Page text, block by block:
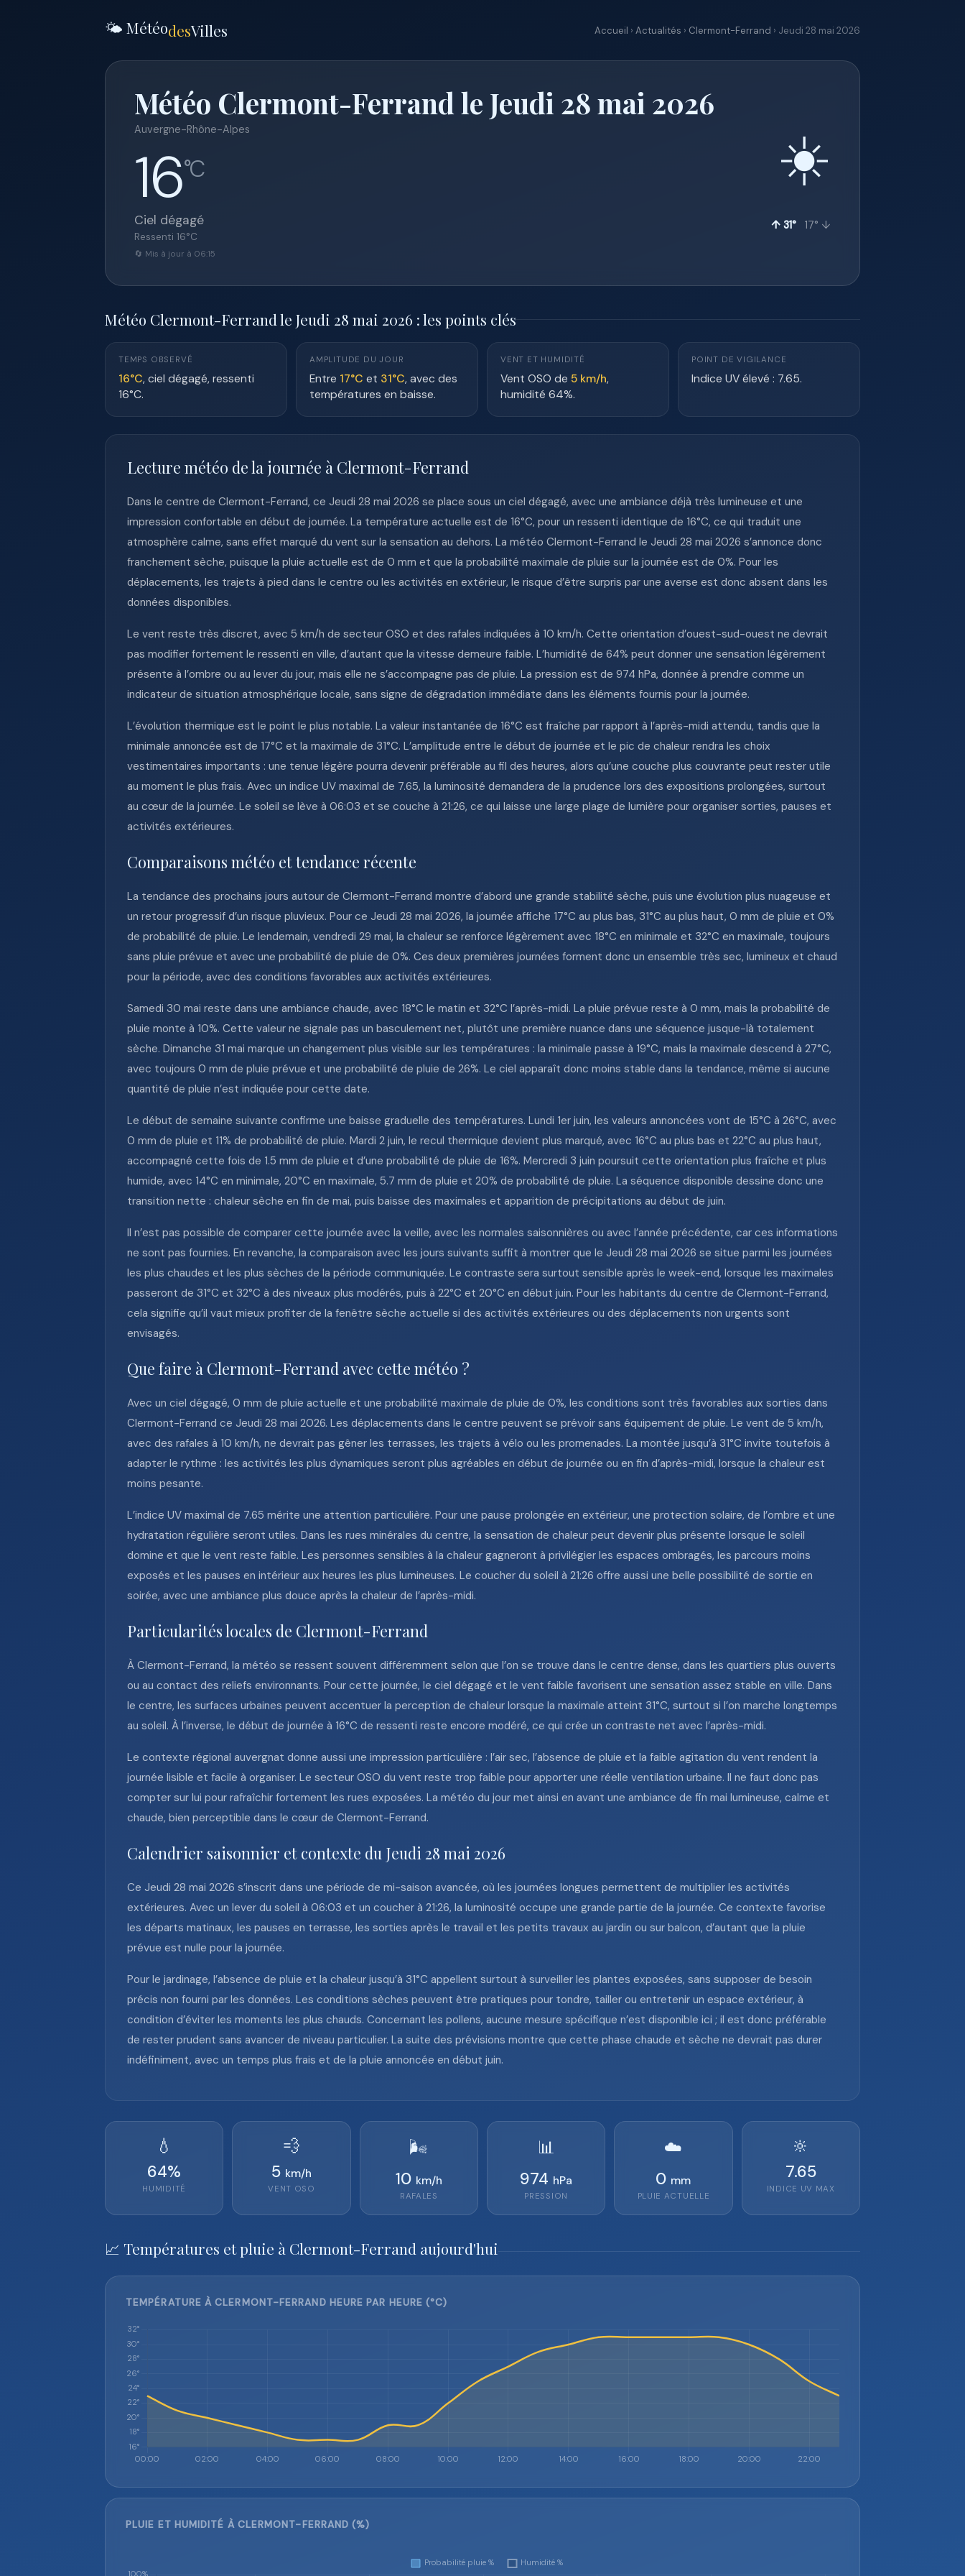
🌤️ MétéodesVilles Accueil › Actualités › Clermont-Ferrand › Jeudi 28 mai 2026
Météo Clermont-Ferrand le Jeudi 28 mai 2026
Auvergne-Rhône-Alpes
16°C
Ciel dégagé
Ressenti 16°C
🔄 Mis à jour à 06:15
☀️
↑ 31° 17° ↓
Météo Clermont-Ferrand le Jeudi 28 mai 2026 : les points clés
TEMPS OBSERVÉ
16°C, ciel dégagé, ressenti
16°C.
AMPLITUDE DU JOUR
Entre 17°C et 31°C, avec des
températures en baisse.
VENT ET HUMIDITÉ
Vent OSO de 5 km/h,
humidité 64%.
POINT DE VIGILANCE
Indice UV élevé : 7.65.
Lecture météo de la journée à Clermont-Ferrand
Dans le centre de Clermont-Ferrand, ce Jeudi 28 mai 2026 se place sous un ciel dégagé, avec une ambiance déjà très lumineuse et une
impression confortable en début de journée. La température actuelle est de 16°C, pour un ressenti identique de 16°C, ce qui traduit une
atmosphère calme, sans effet marqué du vent sur la sensation au dehors. La météo Clermont-Ferrand le Jeudi 28 mai 2026 s’annonce donc
franchement sèche, puisque la pluie actuelle est de 0 mm et que la probabilité maximale de pluie sur la journée est de 0%. Pour les
déplacements, les trajets à pied dans le centre ou les activités en extérieur, le risque d’être surpris par une averse est donc absent dans les
données disponibles.
Le vent reste très discret, avec 5 km/h de secteur OSO et des rafales indiquées à 10 km/h. Cette orientation d’ouest-sud-ouest ne devrait
pas modifier fortement le ressenti en ville, d’autant que la vitesse demeure faible. L’humidité de 64% peut donner une sensation légèrement
présente à l’ombre ou au lever du jour, mais elle ne s’accompagne pas de pluie. La pression est de 974 hPa, donnée à prendre comme un
indicateur de situation atmosphérique locale, sans signe de dégradation immédiate dans les éléments fournis pour la journée.
L’évolution thermique est le point le plus notable. La valeur instantanée de 16°C est fraîche par rapport à l’après-midi attendu, tandis que la
minimale annoncée est de 17°C et la maximale de 31°C. L’amplitude entre le début de journée et le pic de chaleur rendra les choix
vestimentaires importants : une tenue légère pourra devenir préférable au fil des heures, alors qu’une couche plus couvrante peut rester utile
au moment le plus frais. Avec un indice UV maximal de 7.65, la luminosité demandera de la prudence lors des expositions prolongées, surtout
au cœur de la journée. Le soleil se lève à 06:03 et se couche à 21:26, ce qui laisse une large plage de lumière pour organiser sorties, pauses et
activités extérieures.
Comparaisons météo et tendance récente
La tendance des prochains jours autour de Clermont-Ferrand montre d’abord une grande stabilité sèche, puis une évolution plus nuageuse et
un retour progressif d’un risque pluvieux. Pour ce Jeudi 28 mai 2026, la journée affiche 17°C au plus bas, 31°C au plus haut, 0 mm de pluie et 0%
de probabilité de pluie. Le lendemain, vendredi 29 mai, la chaleur se renforce légèrement avec 18°C en minimale et 32°C en maximale, toujours
sans pluie prévue et avec une probabilité de pluie de 0%. Ces deux premières journées forment donc un ensemble très sec, lumineux et chaud
pour la période, avec des conditions favorables aux activités extérieures.
Samedi 30 mai reste dans une ambiance chaude, avec 18°C le matin et 32°C l’après-midi. La pluie prévue reste à 0 mm, mais la probabilité de
pluie monte à 10%. Cette valeur ne signale pas un basculement net, plutôt une première nuance dans une séquence jusque-là totalement
sèche. Dimanche 31 mai marque un changement plus visible sur les températures : la minimale passe à 19°C, mais la maximale descend à 27°C,
avec toujours 0 mm de pluie prévue et une probabilité de pluie de 26%. Le ciel apparaît donc moins stable dans la tendance, même si aucune
quantité de pluie n’est indiquée pour cette date.
Le début de semaine suivante confirme une baisse graduelle des températures. Lundi 1er juin, les valeurs annoncées vont de 15°C à 26°C, avec
0 mm de pluie et 11% de probabilité de pluie. Mardi 2 juin, le recul thermique devient plus marqué, avec 16°C au plus bas et 22°C au plus haut,
accompagné cette fois de 1.5 mm de pluie et d’une probabilité de pluie de 16%. Mercredi 3 juin poursuit cette orientation plus fraîche et plus
humide, avec 14°C en minimale, 20°C en maximale, 5.7 mm de pluie et 20% de probabilité de pluie. La séquence disponible dessine donc une
transition nette : chaleur sèche en fin de mai, puis baisse des maximales et apparition de précipitations au début de juin.
Il n’est pas possible de comparer cette journée avec la veille, avec les normales saisonnières ou avec l’année précédente, car ces informations
ne sont pas fournies. En revanche, la comparaison avec les jours suivants suffit à montrer que le Jeudi 28 mai 2026 se situe parmi les journées
les plus chaudes et les plus sèches de la période communiquée. Le contraste sera surtout sensible après le week-end, lorsque les maximales
passeront de 31°C et 32°C à des niveaux plus modérés, puis à 22°C et 20°C en début juin. Pour les habitants du centre de Clermont-Ferrand,
cela signifie qu’il vaut mieux profiter de la fenêtre sèche actuelle si des activités extérieures ou des déplacements non urgents sont
envisagés.
Que faire à Clermont-Ferrand avec cette météo ?
Avec un ciel dégagé, 0 mm de pluie actuelle et une probabilité maximale de pluie de 0%, les conditions sont très favorables aux sorties dans
Clermont-Ferrand ce Jeudi 28 mai 2026. Les déplacements dans le centre peuvent se prévoir sans équipement de pluie. Le vent de 5 km/h,
avec des rafales à 10 km/h, ne devrait pas gêner les terrasses, les trajets à vélo ou les promenades. La montée jusqu’à 31°C invite toutefois à
adapter le rythme : les activités les plus dynamiques seront plus agréables en début de journée ou en fin d’après-midi, lorsque la chaleur est
moins pesante.
L’indice UV maximal de 7.65 mérite une attention particulière. Pour une pause prolongée en extérieur, une protection solaire, de l’ombre et une
hydratation régulière seront utiles. Dans les rues minérales du centre, la sensation de chaleur peut devenir plus présente lorsque le soleil
domine et que le vent reste faible. Les personnes sensibles à la chaleur gagneront à privilégier les espaces ombragés, les parcours moins
exposés et les pauses en intérieur aux heures les plus lumineuses. Le coucher du soleil à 21:26 offre aussi une belle possibilité de sortie en
soirée, avec une ambiance plus douce après la chaleur de l’après-midi.
Particularités locales de Clermont-Ferrand
À Clermont-Ferrand, la météo se ressent souvent différemment selon que l’on se trouve dans le centre dense, dans les quartiers plus ouverts
ou au contact des reliefs environnants. Pour cette journée, le ciel dégagé et le vent faible favorisent une sensation assez stable en ville. Dans
le centre, les surfaces urbaines peuvent accentuer la perception de chaleur lorsque la maximale atteint 31°C, surtout si l’on marche longtemps
au soleil. À l’inverse, le début de journée à 16°C de ressenti reste encore modéré, ce qui crée un contraste net avec l’après-midi.
Le contexte régional auvergnat donne aussi une impression particulière : l’air sec, l’absence de pluie et la faible agitation du vent rendent la
journée lisible et facile à organiser. Le secteur OSO du vent reste trop faible pour apporter une réelle ventilation urbaine. Il ne faut donc pas
compter sur lui pour rafraîchir fortement les rues exposées. La météo du jour met ainsi en avant une ambiance de fin mai lumineuse, calme et
chaude, bien perceptible dans le cœur de Clermont-Ferrand.
Calendrier saisonnier et contexte du Jeudi 28 mai 2026
Ce Jeudi 28 mai 2026 s’inscrit dans une période de mi-saison avancée, où les journées longues permettent de multiplier les activités
extérieures. Avec un lever du soleil à 06:03 et un coucher à 21:26, la luminosité occupe une grande partie de la journée. Ce contexte favorise
les départs matinaux, les pauses en terrasse, les sorties après le travail et les petits travaux au jardin ou sur balcon, d’autant que la pluie
prévue est nulle pour la journée.
Pour le jardinage, l’absence de pluie et la chaleur jusqu’à 31°C appellent surtout à surveiller les plantes exposées, sans supposer de besoin
précis non fourni par les données. Les conditions sèches peuvent être pratiques pour tondre, tailler ou entretenir un espace extérieur, à
condition d’éviter les moments les plus chauds. Concernant les pollens, aucune mesure spécifique n’est disponible ici ; il est donc préférable
de rester prudent sans avancer de niveau particulier. La suite des prévisions montre que cette phase chaude et sèche ne devrait pas durer
indéfiniment, avec un temps plus frais et de la pluie annoncée en début juin.
💧
64%
HUMIDITÉ
💨
5 km/h
VENT OSO
🌬️
10 km/h
RAFALES
📊
974 hPa
PRESSION
☁️
0 mm
PLUIE ACTUELLE
🔆
7.65
INDICE UV MAX
📈 Températures et pluie à Clermont-Ferrand aujourd'hui
TEMPÉRATURE À CLERMONT-FERRAND HEURE PAR HEURE (°C)
PLUIE ET HUMIDITÉ À CLERMONT-FERRAND (%)